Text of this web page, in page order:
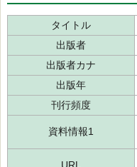
タイトル
出版者
出版者カナ
出版年
刊行頻度
資料情報1